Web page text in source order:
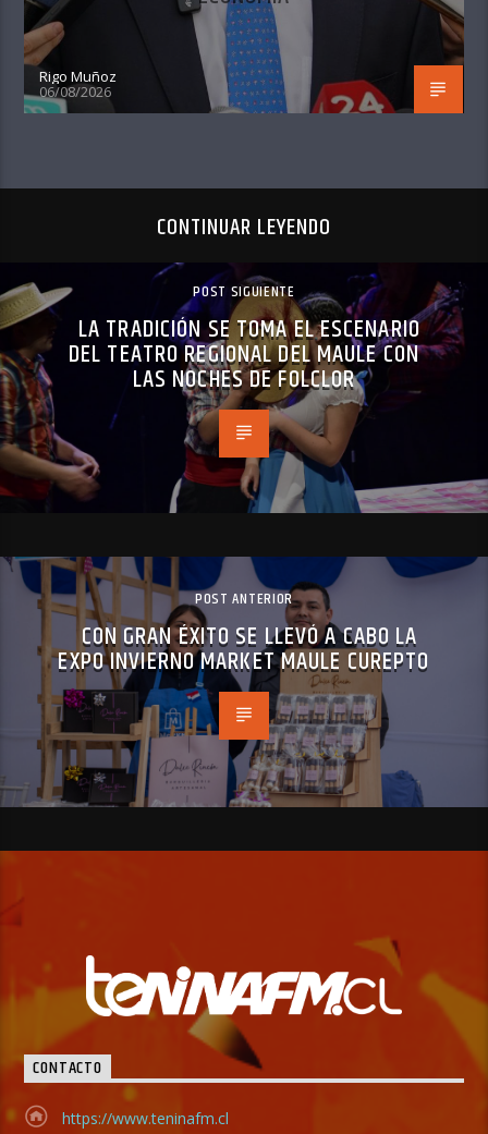
Rigo Muñoz
06/08/2026
CONTINUAR LEYENDO
POST SIGUIENTE
LA TRADICIÓN SE TOMA EL ESCENARIO
DEL TEATRO REGIONAL DEL MAULE CON
LAS NOCHES DE FOLCLOR
POST ANTERIOR
CON GRAN ÉXITO SE LLEVÓ A CABO LA
EXPO INVIERNO MARKET MAULE CUREPTO
CONTACTO
https://www.teninafm.cl